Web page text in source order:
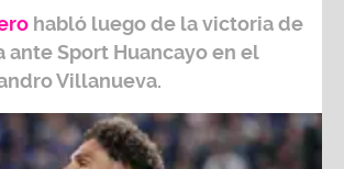
habló luego de la victoria de
ante Sport Huancayo en el
Villanueva.